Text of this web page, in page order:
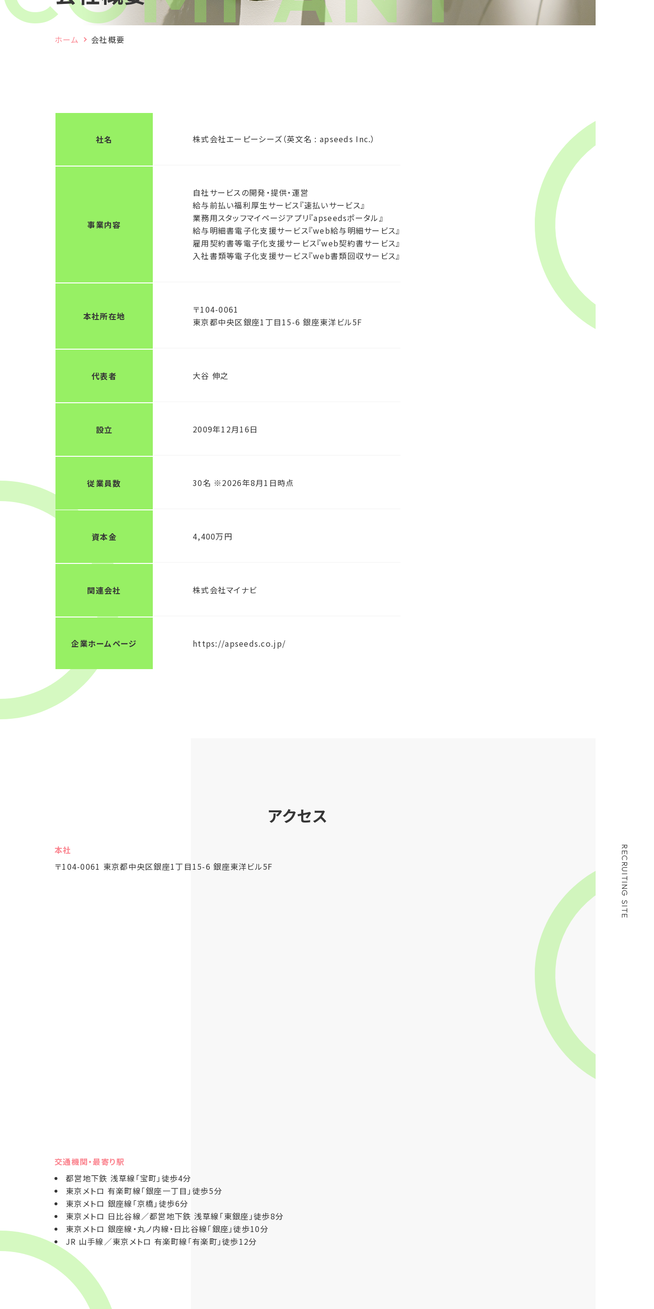
RECRUITING SITE
ホーム 会社概要
社名 株式会社エーピーシーズ（英文名 : apseeds Inc.）
事業内容
自社サービスの開発・提供・運営
給与前払い福利厚生サービス『速払いサービス』
業務用スタッフマイページアプリ『apseedsポータル』
給与明細書電子化支援サービス『web給与明細サービス』
雇用契約書等電子化支援サービス『web契約書サービス』
入社書類等電子化支援サービス『web書類回収サービス』
本社所在地
〒104-0061
東京都中央区銀座1丁目15-6 銀座東洋ビル5F
代表者 大谷 伸之
設立 2009年12月16日
従業員数 30名 ※2026年8月1日時点
資本金 4,400万円
関連会社 株式会社マイナビ
企業ホームページ https://apseeds.co.jp/
アクセス
本社
〒104-0061 東京都中央区銀座1丁目15-6 銀座東洋ビル5F
交通機関・最寄り駅
都営地下鉄 浅草線「宝町」徒歩4分
東京メトロ 有楽町線「銀座一丁目」徒歩5分
東京メトロ 銀座線「京橋」徒歩6分
東京メトロ 日比谷線／都営地下鉄 浅草線「東銀座」徒歩8分
東京メトロ 銀座線・丸ノ内線・日比谷線「銀座」徒歩10分
JR 山手線／東京メトロ 有楽町線「有楽町」徒歩12分